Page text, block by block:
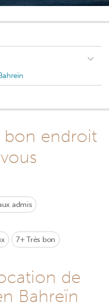
bon endroit
admis
7+Très bon
de
Bahreïn